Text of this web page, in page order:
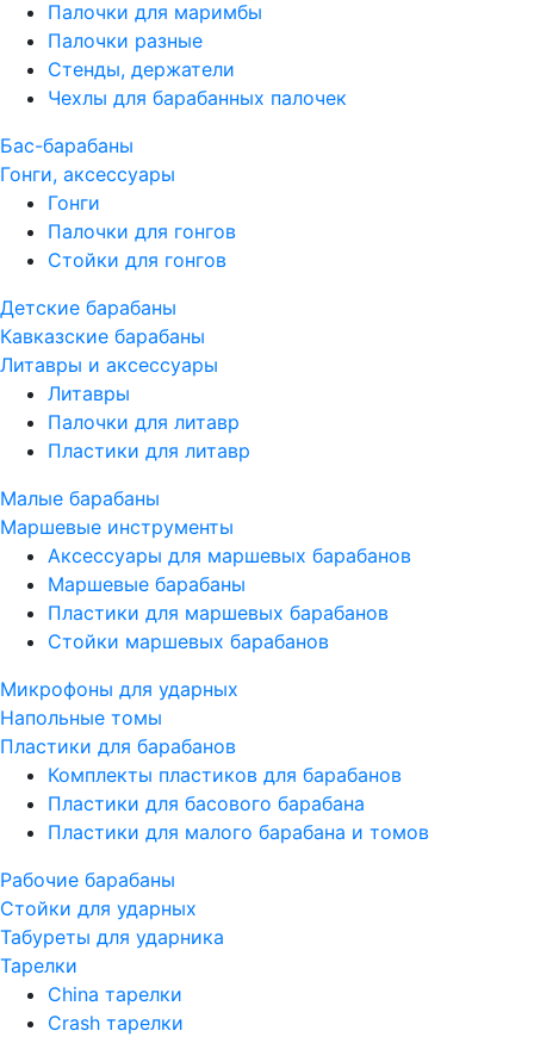
Палочки для маримбы
Палочки разные
Стенды, держатели
Чехлы для барабанных палочек
Бас-барабаны
Гонги, аксессуары
Гонги
Палочки для гонгов
Стойки для гонгов
Детские барабаны
Кавказские барабаны
Литавры и аксессуары
Литавры
Палочки для литавр
Пластики для литавр
Малые барабаны
Маршевые инструменты
Аксессуары для маршевых барабанов
Маршевые барабаны
Пластики для маршевых барабанов
Стойки маршевых барабанов
Микрофоны для ударных
Напольные томы
Пластики для барабанов
Комплекты пластиков для барабанов
Пластики для басового барабана
Пластики для малого барабана и томов
Рабочие барабаны
Стойки для ударных
Табуреты для ударника
Тарелки
China тарелки
Crash тарелки